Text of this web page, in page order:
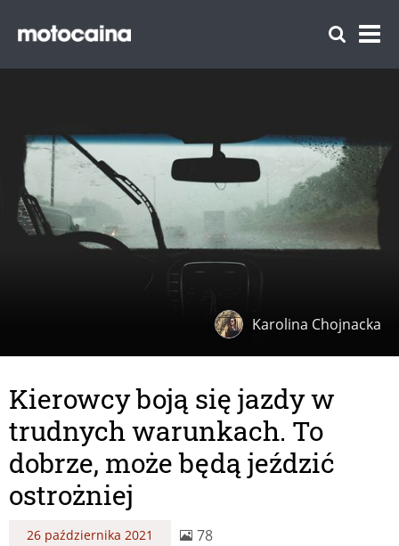
Karolina Chojnacka
Kierowcy boją się jazdy w
trudnych warunkach. To
dobrze, może będą jeździć
ostrożniej
26 października 2021 78